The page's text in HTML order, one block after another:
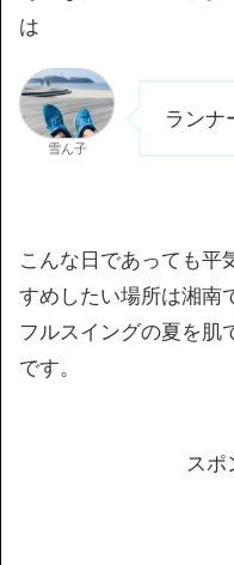
は
雪ん子
ランナ
こんな日であっても平
すめしたい場所は湘南
フルスイングの夏を肌
です。
スポ